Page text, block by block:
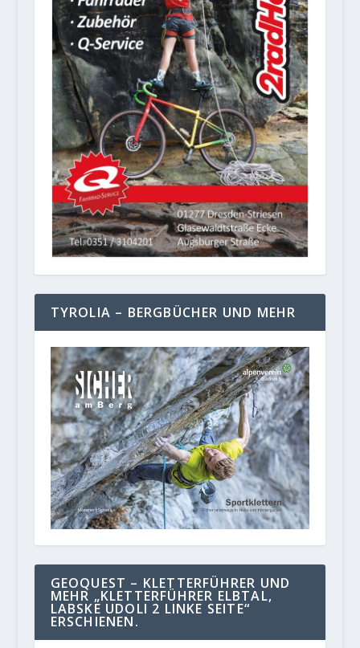
TYROLIA – BERGBÜCHER UND MEHR
GEOQUEST – KLETTERFÜHRER UND
MEHR „KLETTERFÜHRER ELBTAL,
LABSKE UDOLI 2 LINKE SEITE“
ERSCHIENEN.